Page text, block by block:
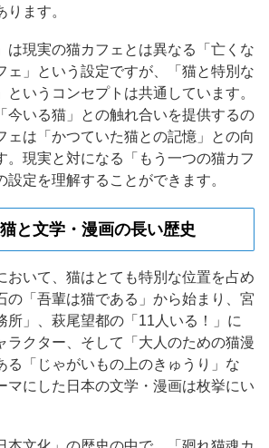
ます。
は現実の猫カフェとは異なる「亡くな
ェ」という設定ですが、「猫と特別な
というコンセプトは共通しています。
今いる猫」との触れ合いを提供するの
ェは「かつていた猫との記憶」との向
。現実と対になる「もう一つの猫カフ
設定を理解することができます。
と文学・漫画の長い歴史
おいて、猫はとても特別な位置を占め
の「吾輩は猫である」から始まり、宮
所」、萩尾望都の「11人いる！」に
ラクター、そして「大人のための猫漫
る「じゃがいもの上のきゅうり」な
マにした日本の文学・漫画は枚挙にい